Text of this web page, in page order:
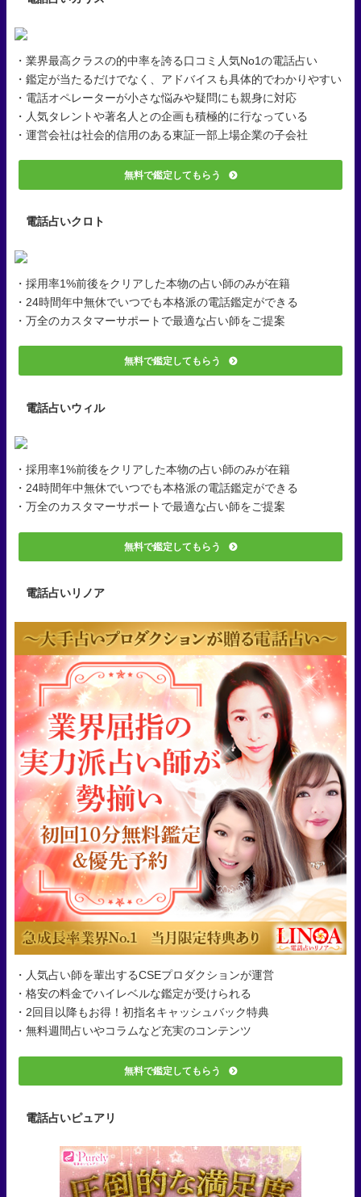
・業界最高クラスの的中率を誇る口コミ人気No1の電話占い
・鑑定が当たるだけでなく、アドバイスも具体的でわかりやすい
・電話オペレーターが小さな悩みや疑問にも親身に対応
・人気タレントや著名人との企画も積極的に行なっている
・運営会社は社会的信用のある東証一部上場企業の子会社
無料で鑑定してもらう
電話占いクロト
・採用率1%前後をクリアした本物の占い師のみが在籍
・24時間年中無休でいつでも本格派の電話鑑定ができる
・万全のカスタマーサポートで最適な占い師をご提案
無料で鑑定してもらう
電話占いウィル
・採用率1%前後をクリアした本物の占い師のみが在籍
・24時間年中無休でいつでも本格派の電話鑑定ができる
・万全のカスタマーサポートで最適な占い師をご提案
無料で鑑定してもらう
電話占いリノア
・人気占い師を輩出するCSEプロダクションが運営
・格安の料金でハイレベルな鑑定が受けられる
・2回目以降もお得！初指名キャッシュバック特典
・無料週間占いやコラムなど充実のコンテンツ
無料で鑑定してもらう
電話占いピュアリ